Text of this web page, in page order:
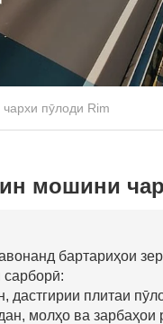
пӯлоди Rim
мошини
бартариҳои
сарборӣ:
дастгирии плитаи
молҳо ва зарбаҳои